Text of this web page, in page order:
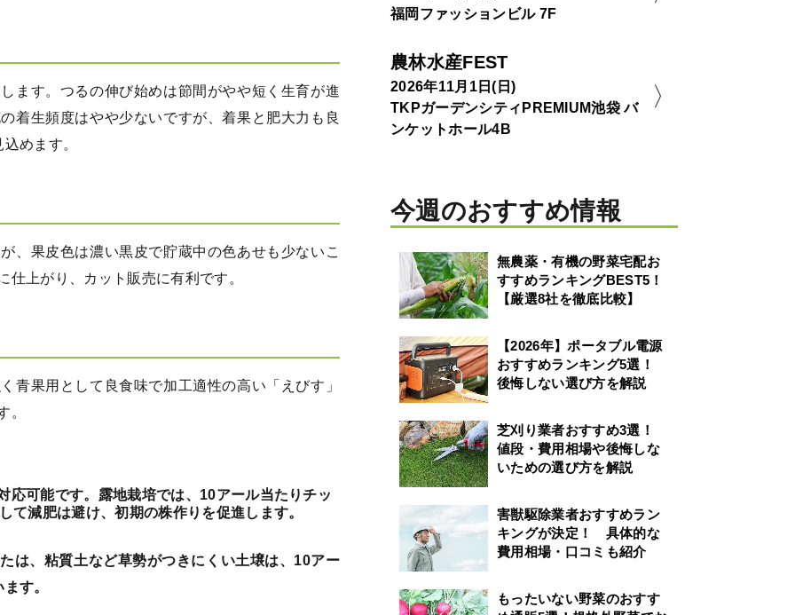
ます。つるの伸び始めは節間がやや短く生育が進
着生頻度はやや少ないですが、着果と肥大力も良
めます。
、果皮色は濃い黒皮で貯蔵中の色あせも少ないこ
上がり、カット販売に有利です。
青果用として良食味で加工適性の高い「えびす」
。
応可能です。露地栽培では、10アール当たりチッ
て減肥は避け、初期の株作りを促進します。
は、粘質土など草勢がつきにくい土壌は、10アー
す。
福岡ファッションビル 7F
農林水産FEST
2026年11月1日(日)
TKPガーデンシティPREMIUM池袋 バ
ンケットホール4B
今週のおすすめ情報
無農薬・有機の野菜宅配お
すすめランキングBEST5！
【厳選8社を徹底比較】
【2026年】ポータブル電源
おすすめランキング5選！
後悔しない選び方を解説
芝刈り業者おすすめ3選！
値段・費用相場や後悔しな
いための選び方を解説
害獣駆除業者おすすめラン
キングが決定！ 具体的な
費用相場・口コミも紹介
もったいない野菜のおすす